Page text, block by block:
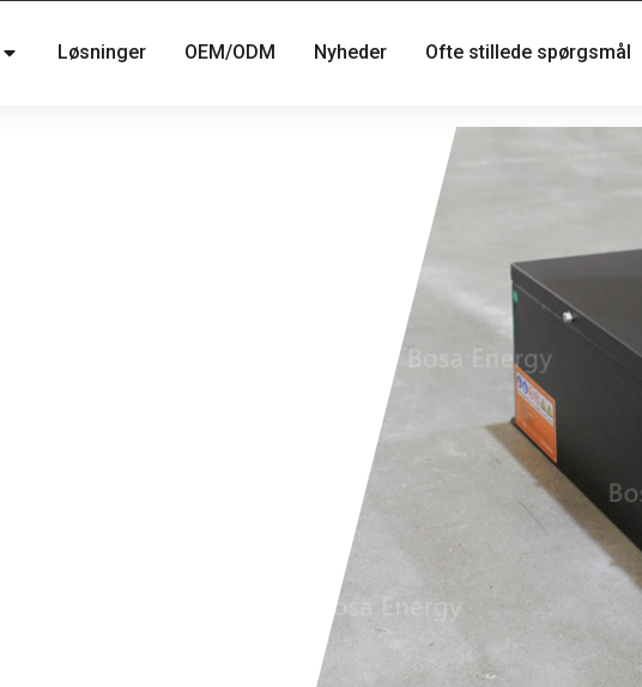
Løsninger OEM/ODM Nyheder Ofte stillede spørgsmål